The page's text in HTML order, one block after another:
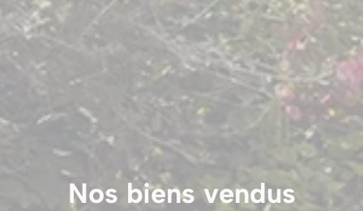
Nos biens vendus